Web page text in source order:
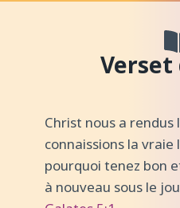
Verset
Christ nous a
connaissions la vraie
pourquoi tenez bon
à nouveau sous le